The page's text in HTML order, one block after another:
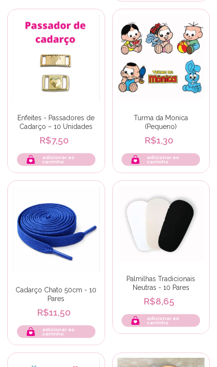
Enfeites - Passadores de
Cadarço – 10 Unidades
R$7,50
adicionar ao
carrinho
Turma da Monica
(Pequeno)
R$1,30
adicionar ao
carrinho
Cadarço Chato 50cm - 10
Pares
R$11,50
adicionar ao
carrinho
Palmilhas Tradicionais
Neutras - 10 Pares
R$8,65
adicionar ao
carrinho